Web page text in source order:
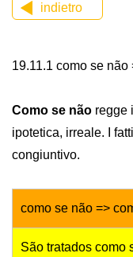
indietro
19.11.1 como se não
Como se não regge
ipotetica, irreale. I
congiuntivo.
como se não =>
São tratados como